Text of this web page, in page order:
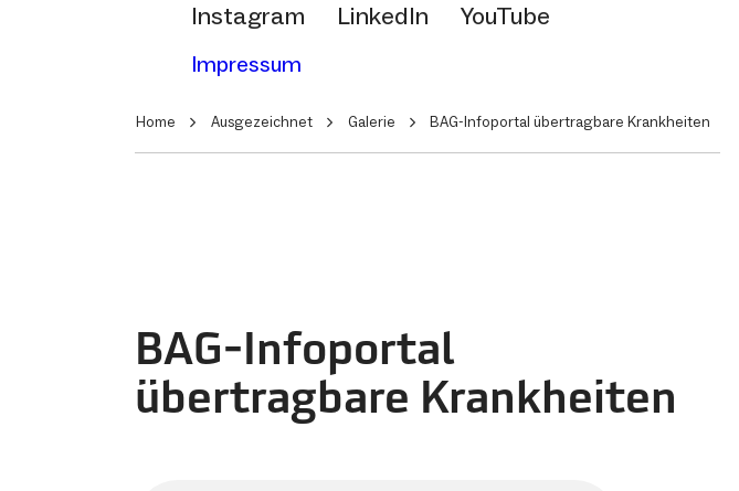
Instagram LinkedIn YouTube
Impressum
Home Ausgezeichnet Galerie BAG-Infoportal übertragbare Krankheiten
BAG-Infoportal
übertragbare Krankheiten